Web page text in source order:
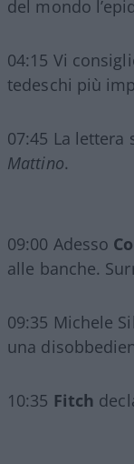
del mondo
04:15 Vi
tedeschi più
07:45 La lettera
Mattino.
09:00 Adesso
alle banche.
09:35 Michele
una
10:35 Fitch